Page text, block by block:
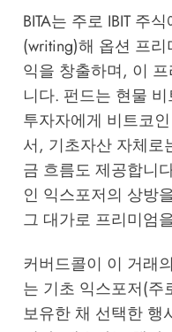
BITA는 주로 IBIT 주
(writing)해 옵션 프
익을 창출하며, 이
니다. 펀드는 현물
투자자에게 비트코
서, 기초자산 자체로
금 흐름도 제공합니
인 익스포저의 상방
그 대가로 프리미엄
커버드콜이 이 거래
는 기초 익스포저(주
보유한 채 선택한 행